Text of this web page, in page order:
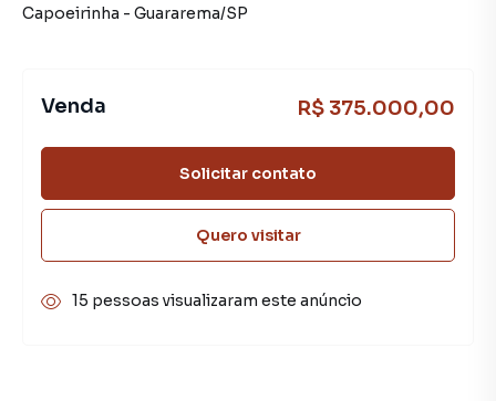
Capoeirinha - Guararema/SP
Venda R$ 375.000,00
Solicitar contato
Quero visitar
15 pessoas visualizaram este anúncio